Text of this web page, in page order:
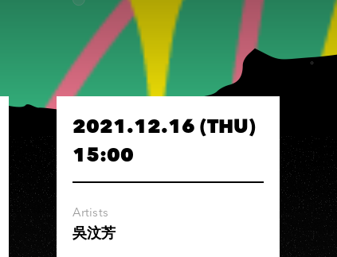
2021.12.16 (THU)
15:00
Artists
吳汶芳